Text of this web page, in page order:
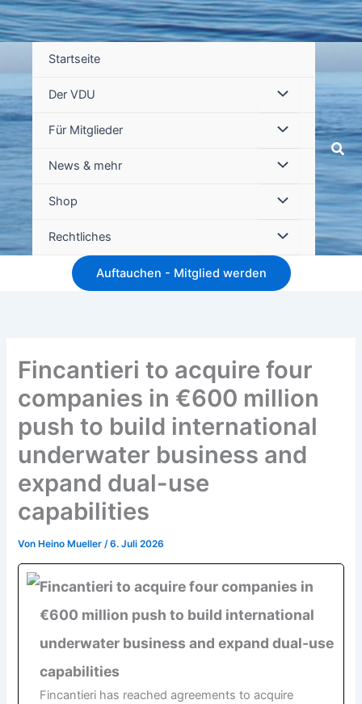
Startseite
Der VDU
Für Mitglieder
News & mehr
Shop
Rechtliches
Auftauchen - Mitglied werden
Fincantieri to acquire four
companies in €600 million
push to build international
underwater business and
expand dual-use
capabilities
Von Heino Mueller/6. Juli 2026
Fincantieri to acquire four companies in
€600 million push to build international
underwater business and expand dual-use
capabilities
Fincantieri has reached agreements to acquire